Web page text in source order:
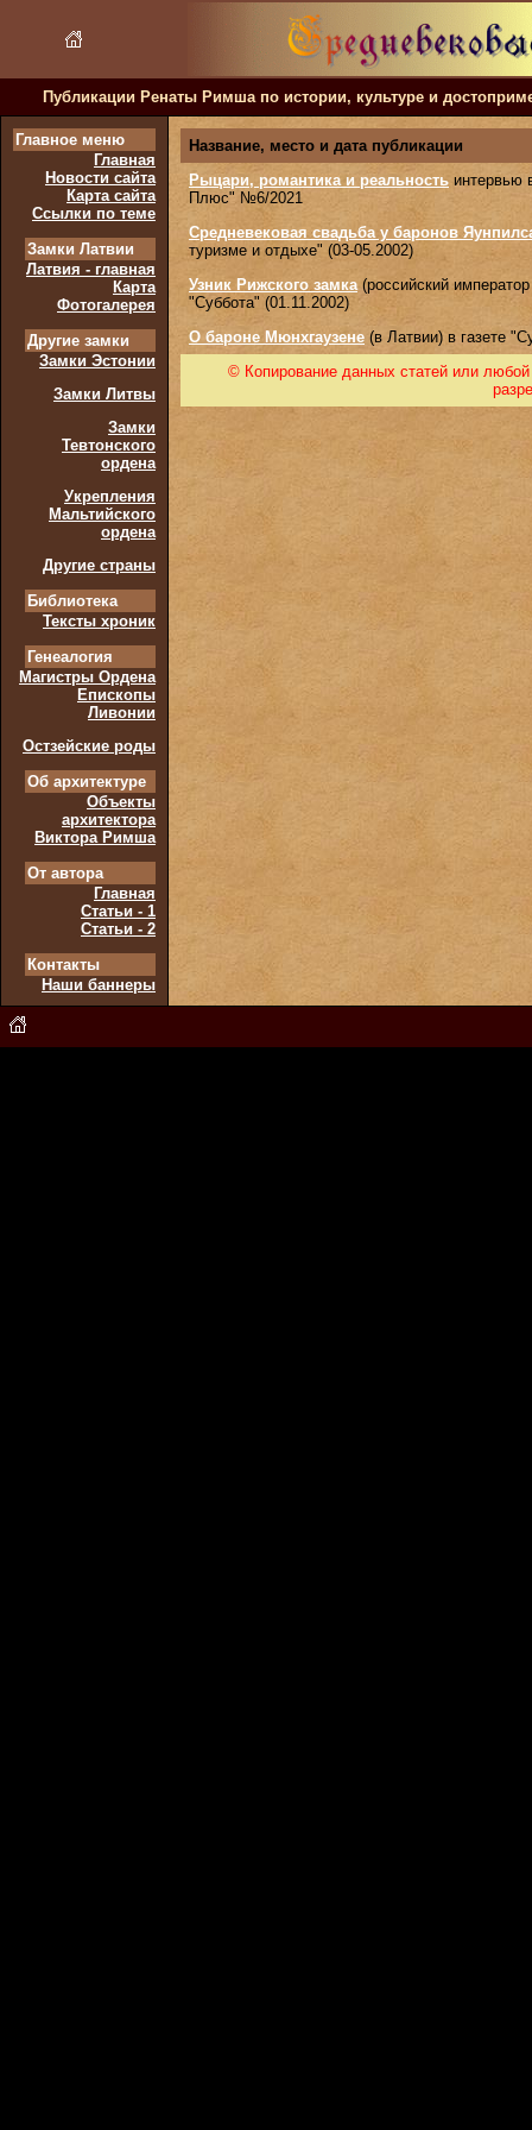
Публикации Ренаты Римша по истории, культуре и
Главное меню
Главная
Новости сайта
Карта сайта
Ссылки по теме
Замки Латвии
Латвия - главная
Карта
Фотогалерея
Другие замки
Замки Эстонии
Замки Литвы
Замки
Тевтонского
ордена
Укрепления
Мальтийского
ордена
Другие страны
Библиотека
Тексты хроник
Генеалогия
Магистры Ордена
Епископы
Ливонии
Остзейские роды
Об архитектуре
Объекты
архитектора
Виктора Римша
От автора
Главная
Статьи - 1
Статьи - 2
Контакты
Наши баннеры
Название, место и дата публикации
Рыцари, романтика и реальность интервью
Плюс" №6/2021
Средневековая свадьба у баронов
туризме и отдыхе" (03-05.2002)
Узник Рижского замка(российский император
"Суббота" (01.11.2002)
О бароне Мюнхгаузене (в Латвии) в газете
© Копирование данных статей или